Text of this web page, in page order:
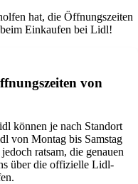
hat, die Öffnungszeiten
Einkaufen bei Lidl!
von
können je nach Standort
von Montag bis Samstag
ratsam, die genauen
über die offizielle Lidl-